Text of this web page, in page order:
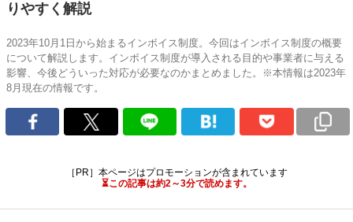
りやすく解説
2023年10月1日から始まるインボイス制度。今回はインボイス制度の概要
について解説します。インボイス制度が導入される目的や事業者に与える
影響、今後どういった対応が必要なのかまとめました。※本情報は2023年
8月現在の情報です。
［PR］本ページはプロモーションが含まれています
⏳この記事は約2～3分で読めます。